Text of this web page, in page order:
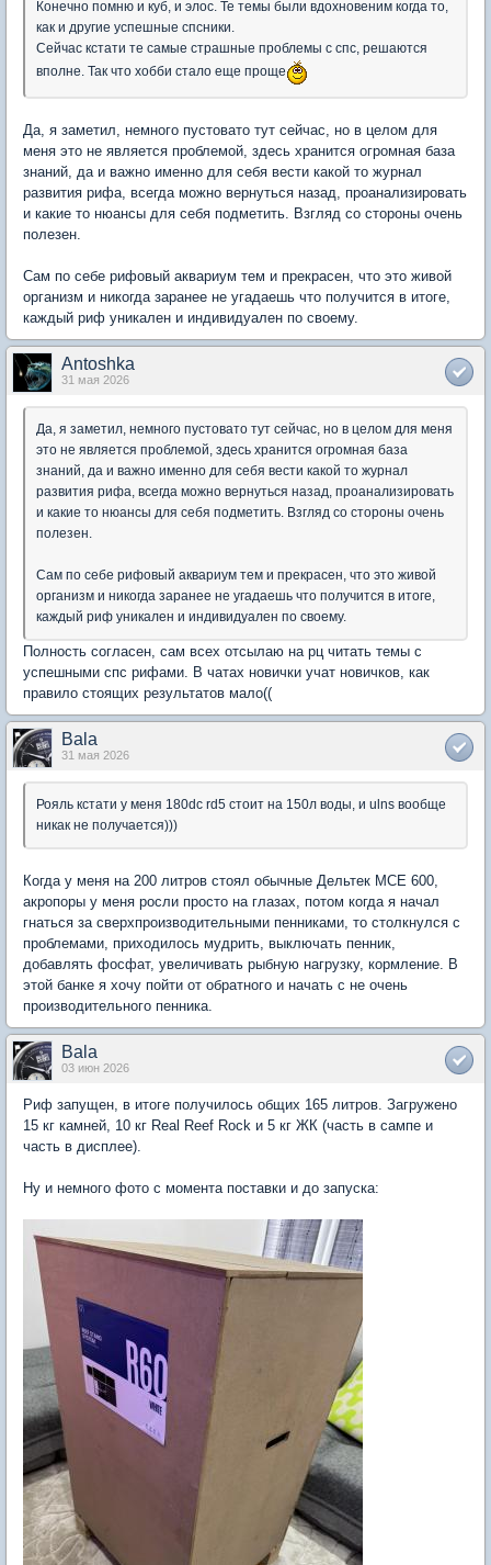
Конечно помню и куб, и элос. Те темы были вдохновеним когда то,
как и другие успешные спсники.
Сейчас кстати те самые страшные проблемы с спс, решаются
вполне. Так что хобби стало еще проще
Да, я заметил, немного пустовато тут сейчас, но в целом для
меня это не является проблемой, здесь хранится огромная база
знаний, да и важно именно для себя вести какой то журнал
развития рифа, всегда можно вернуться назад, проанализировать
и какие то нюансы для себя подметить. Взгляд со стороны очень
полезен.
Сам по себе рифовый аквариум тем и прекрасен, что это живой
организм и никогда заранее не угадаешь что получится в итоге,
каждый риф уникален и индивидуален по своему.
Antoshka
31 мая 2026
Да, я заметил, немного пустовато тут сейчас, но в целом для меня
это не является проблемой, здесь хранится огромная база
знаний, да и важно именно для себя вести какой то журнал
развития рифа, всегда можно вернуться назад, проанализировать
и какие то нюансы для себя подметить. Взгляд со стороны очень
полезен.
Сам по себе рифовый аквариум тем и прекрасен, что это живой
организм и никогда заранее не угадаешь что получится в итоге,
каждый риф уникален и индивидуален по своему.
Полность согласен, сам всех отсылаю на рц читать темы с
успешными спс рифами. В чатах новички учат новичков, как
правило стоящих результатов мало((
Bala
31 мая 2026
Рояль кстати у меня 180dc rd5 стоит на 150л воды, и ulns вообще
никак не получается)))
Когда у меня на 200 литров стоял обычные Дельтек MCE 600,
акропоры у меня росли просто на глазах, потом когда я начал
гнаться за сверхпроизводительными пенниками, то столкнулся с
проблемами, приходилось мудрить, выключать пенник,
добавлять фосфат, увеличивать рыбную нагрузку, кормление. В
этой банке я хочу пойти от обратного и начать с не очень
производительного пенника.
Bala
03 июн 2026
Риф запущен, в итоге получилось общих 165 литров. Загружено
15 кг камней, 10 кг Real Reef Rock и 5 кг ЖК (часть в сампе и
часть в дисплее).
Ну и немного фото с момента поставки и до запуска: